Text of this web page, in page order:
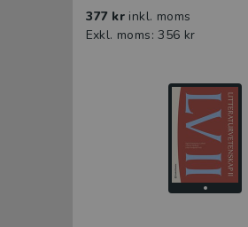
377 kr inkl. moms
Exkl. moms: 356 kr